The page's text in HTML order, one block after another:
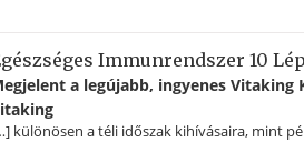
Immunrendszer 10
a legújabb, ingyenes Vitaking
különösen a téli időszak kihívásaira, mint